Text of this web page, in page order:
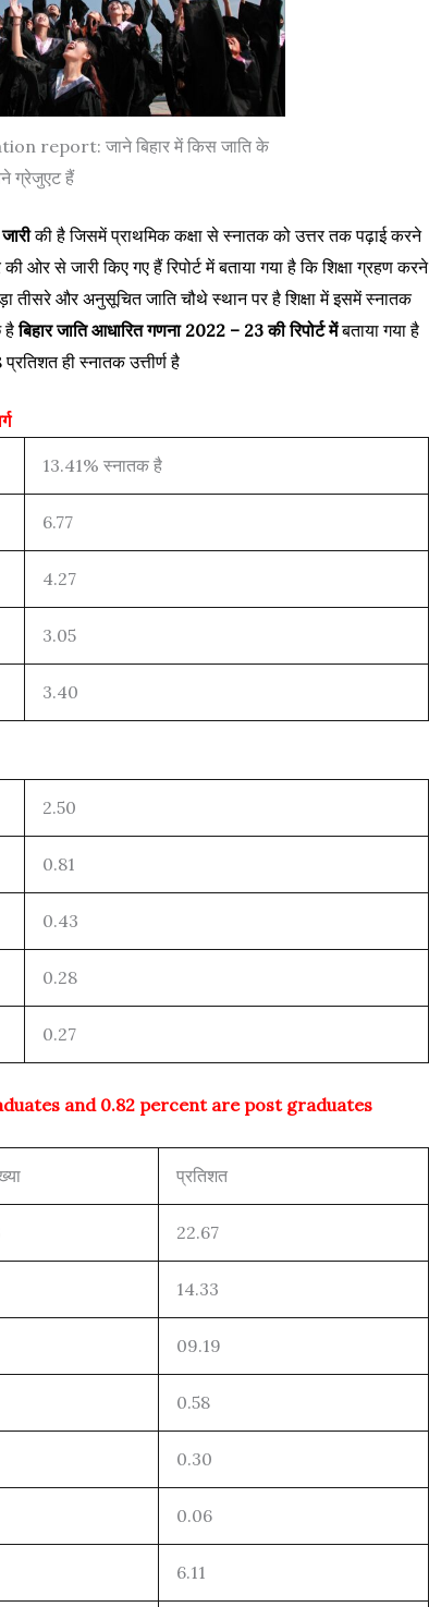
report: जाने बिहार में किस जाति के
ग्रेजुएट हैं
की है जिसमें प्राथमिक कक्षा से स्नातक को उत्तर तक पढ़ाई करने
ओर से जारी किए गए हैं रिपोर्ट में बताया गया है कि शिक्षा ग्रहण करने
तीसरे और अनुसूचित जाति चौथे स्थान पर है शिक्षा में इसमें स्नातक
हैबिहार जाति आधारित गणना 2022 – 23 की रिपोर्ट मेंबताया गया है
ही स्नातक उत्तीर्ण है
13.41% स्नातक है
6.77
4.27
3.05
3.40
2.50
0.81
0.43
0.28
0.27
and 0.82 percent are post graduates
प्रतिशत
22.67
14.33
09.19
0.58
0.30
0.06
6.11